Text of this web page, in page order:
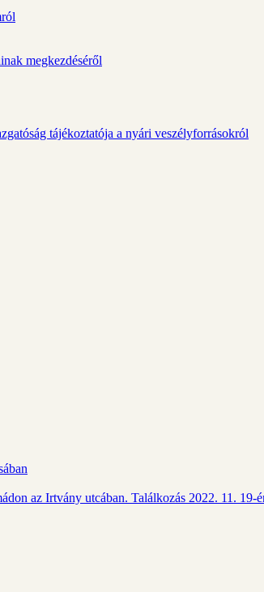
megkezdéséről
tájékoztatója a nyári veszélyforrásokról
az Irtvány utcában. Találkozás 2022. 11. 19-